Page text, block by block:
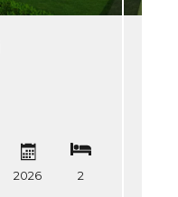
2026 2